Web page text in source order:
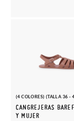
(4 COLORES) (TALLA 36 -
CANGREJERAS
Y MUJER